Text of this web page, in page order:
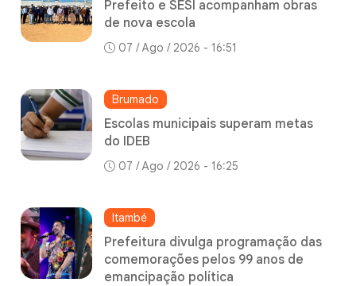
Prefeito e SESI acompanham obras
de nova escola
07 / Ago / 2026 - 16:51
Brumado
Escolas municipais superam metas
do IDEB
07 / Ago / 2026 - 16:25
Itambé
Prefeitura divulga programação das
comemorações pelos 99 anos de
emancipação política